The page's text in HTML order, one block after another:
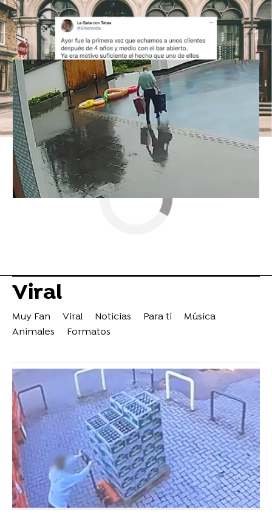
El botones de un hotel cae
directamente a la piscina al
calcular mal la superficie
Twitter
Viral
Muy Fan Viral Noticias Para ti
Música
Animales
Formatos